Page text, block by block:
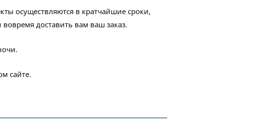
осуществляются в кратчайшие сроки,
доставить вам ваш заказ.
сайте.